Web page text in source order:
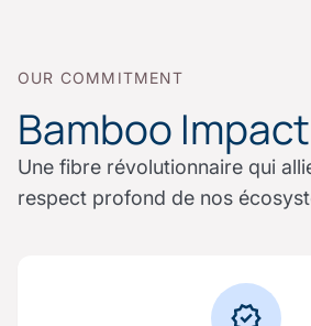
OUR COMMITMENT
Bamboo Impact
Une fibre révolutionnaire qui
respect profond de nos